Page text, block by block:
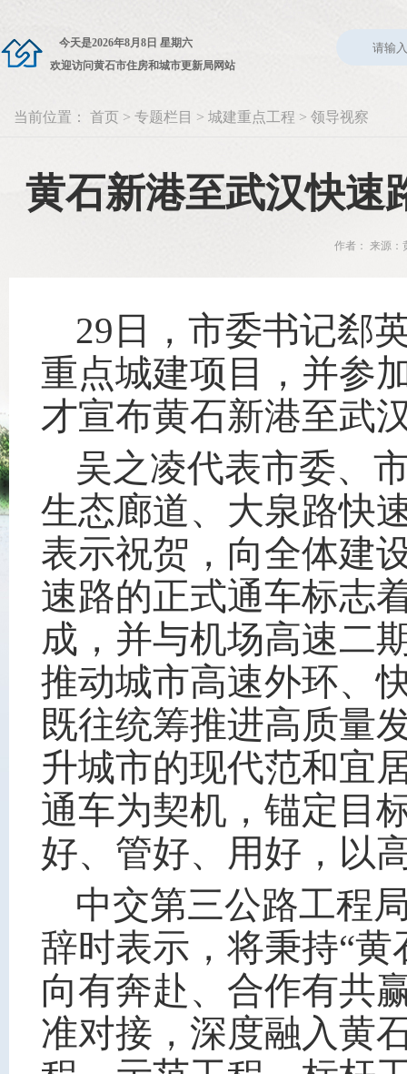
今天是2026年8月8日 星期六
欢迎访问黄石市住房和城市更新局网站
当前位置： 首页 > 专题栏目 > 城建重点工程 > 领导视察
黄石新港至武汉快速
作者： 来源
29日，市委书记郄
重点城建项目，并参
才宣布黄石新港至武
吴之凌代表市委、
生态廊道、大泉路快
表示祝贺，向全体建
速路的正式通车标志
成，并与机场高速二
推动城市高速外环、
既往统筹推进高质量
升城市的现代范和宜
通车为契机，锚定目
好、管好、用好，以
中交第三公路工程
辞时表示，将秉持“
向有奔赴、合作有共
准对接，深度融入黄